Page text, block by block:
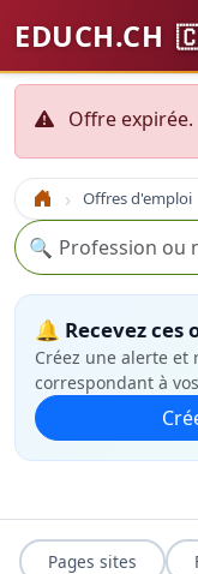
EDUCH.CH
Offre expirée.
Accueil Offres d'emploi
Recherche
🔍
🔔 Recevez ces
Créez une alerte et
correspondant à
Pages sites